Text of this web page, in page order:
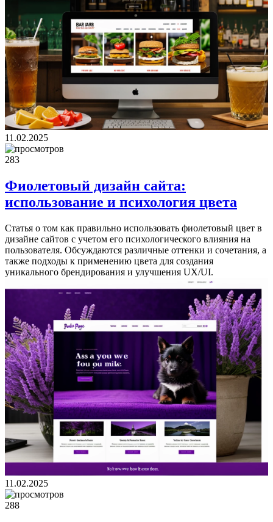
11.02.2025
283
Фиолетовый дизайн сайта:
использование и психология цвета
Статья о том как правильно использовать фиолетовый цвет в
дизайне сайтов с учетом его психологического влияния на
пользователя. Обсуждаются различные оттенки и сочетания, а
также подходы к применению цвета для создания
уникального брендирования и улучшения UX/UI.
11.02.2025
288